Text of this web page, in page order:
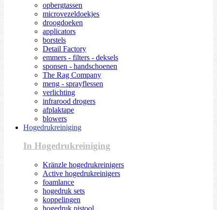
opbergtassen
microvezeldoekjes
droogdoeken
applicators
borstels
Detail Factory
emmers - filters - deksels
sponsen - handschoenen
The Rag Company
meng - sprayflessen
verlichting
infrarood drogers
afplaktape
blowers
Hogedrukreiniging
In Hogedrukreiniging
Kränzle hogedrukreinigers
Active hogedrukreinigers
foamlance
hogedruk sets
koppelingen